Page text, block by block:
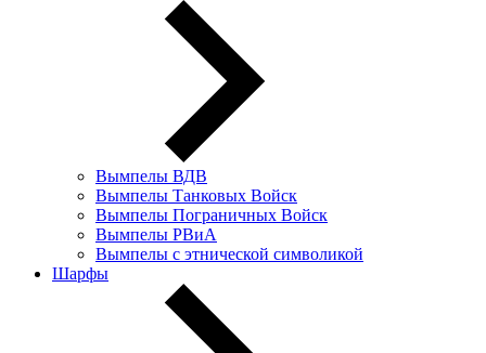
Вымпелы ВДВ
Вымпелы Танковых Войск
Вымпелы Пограничных Войск
Вымпелы РВиА
Вымпелы с этнической символикой
Шарфы